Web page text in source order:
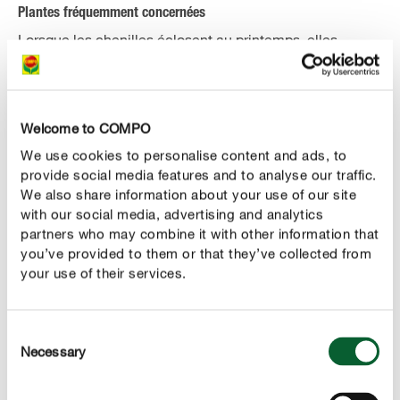
Welcome to COMPO
We use cookies to personalise content and ads, to
provide social media features and to analyse our traffic.
We also share information about your use of our site
with our social media, advertising and analytics
partners who may combine it with other information that
you’ve provided to them or that they’ve collected from
your use of their services.
Selection
Necessary
Plantes fréquemment concernées
Lorsque les chenilles éclosent au printemps, elles
commencent sans délai leur travail d’ingestion. Elles
les érables, chênes, tilleuls ou prunelliers figurent aussi
en très bonne place à leur menu. Le problème est que si
les chenilles ne trouvent plus assez de nourriture sur leur
plante hôte, elles sautent alors sur d'autres arbres : elles
s'arriment à un long fil vert, suspendu librement au bout
d’une branche et se laissent emporter à la faveur du vent
vers un arbre voisin encore en bonne santé.
Parallèlement à la phalène brumeuse, il existe l’hibernie
défeuillante (Erannis defoliaria). Contrairement à la